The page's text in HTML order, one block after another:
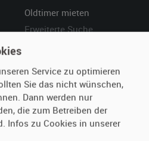
Oldtimer mieten
Erweiterte Suche
Hilfe
Häufige Fragen (FAQ)
So funktioniert's
Service zu optimieren
Sie das nicht wünschen,
Dann werden nur
die zum Betreiben der
Infos zu Cookies in unserer